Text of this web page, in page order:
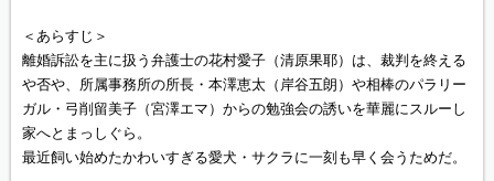
＜あらすじ＞
離婚訴訟を主に扱う弁護士の花村愛子（清原果耶）は、裁判を終える
や否や、所属事務所の所長・本澤恵太（岸谷五朗）や相棒のパラリー
ガル・弓削留美子（宮澤エマ）からの勉強会の誘いを華麗にスルーし
家へとまっしぐら。
最近飼い始めたかわいすぎる愛犬・サクラに一刻も早く会うためだ。